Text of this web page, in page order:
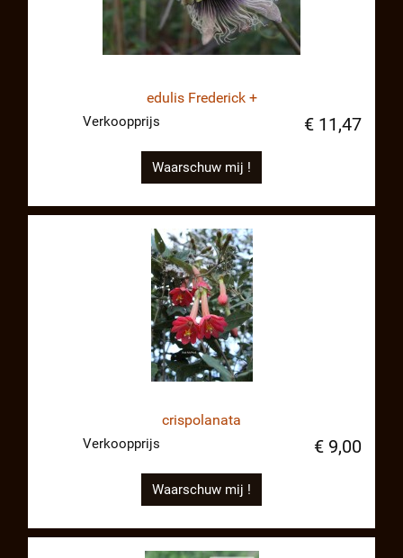
edulis Frederick +
Verkoopprijs € 11,47
Waarschuw mij !
crispolanata
Verkoopprijs € 9,00
Waarschuw mij !